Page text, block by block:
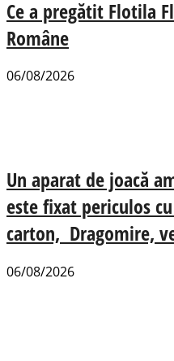
Ce a pregătit Flotila
Române
06/08/2026
Un aparat de joacă
este fixat periculos
carton, Dragomire,
06/08/2026